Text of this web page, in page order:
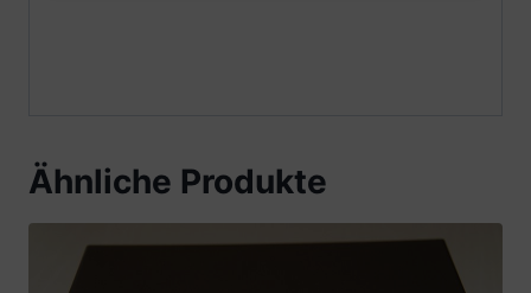
Ähnliche Produkte